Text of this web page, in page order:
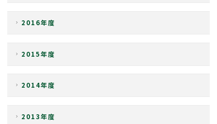
2016年度
2015年度
2014年度
2013年度